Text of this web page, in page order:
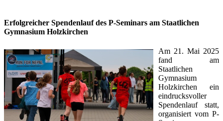
Erfolgreicher Spendenlauf des P-Seminars am Staatlichen
Gymnasium Holzkirchen
Am 21. Mai 2025
fand am
Staatlichen
Gymnasium
Holzkirchen ein
eindrucksvoller
Spendenlauf statt,
organisiert vom P-